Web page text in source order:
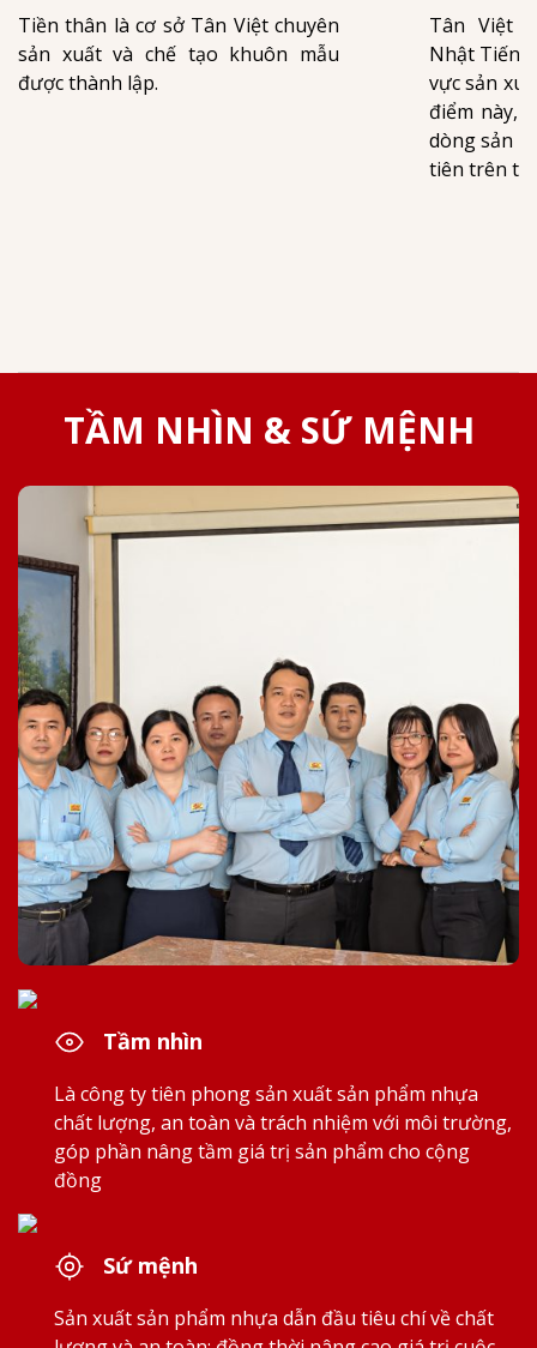
Tiền thân là cơ sở Tân Việt chuyên
sản xuất và chế tạo khuôn mẫu
được thành lập.
Tân Việt
Nhật Tiến
vực sản
điểm này,
dòng sản
tiên trên
TẦM NHÌN & SỨ MỆNH
Tầm nhìn
Là công ty tiên phong sản xuất sản phẩm nhựa
chất lượng, an toàn và trách nhiệm với môi trường,
góp phần nâng tầm giá trị sản phẩm cho cộng
đồng
Sứ mệnh
Sản xuất sản phẩm nhựa dẫn đầu tiêu chí về chất